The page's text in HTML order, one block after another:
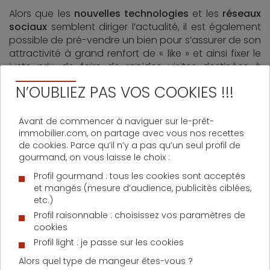
Alors que les nouvelles technologies et les réseaux
sociaux semblent diriger l’actualité, il est également
possible de pré-vendre un bien pour s’assurer de son
attractivité à grand renfort de « like » et ainsi fixer le
juste prix, de faire de rapides visites destinées à
valider un quartier ou l’insonorisation et enfin, de
visiter un bien avec son smartphone pour mieux
Real Estech, un label de référence
Julien Denormandie,Secrétaire d’Etatet fervent
défenseur de l’innovation dans l’immobilier souhaite
que lelabel Real Estechdevienne une référence
mondiale. Même si le secteur ne représente
actuellement que 0,5 % des recettes globales du
marché, le ministre souhaite anticiper l’arrivée
N’OUBLIEZ PAS VOS COOKIES !!!
Avant de commencer à naviguer sur le-prêt-
immobilier.com, on partage avec vous nos recettes
de cookies. Parce qu’il n’y a pas qu’un seul profil de
gourmand, on vous laisse le choix :
Profil gourmand : tous les cookies sont acceptés
et mangés (mesure d’audience, publicités ciblées,
etc.)
Profil raisonnable : choisissez vos paramètres de
cookies
Profil light : je passe sur les cookies
Alors quel type de mangeur êtes-vous ?